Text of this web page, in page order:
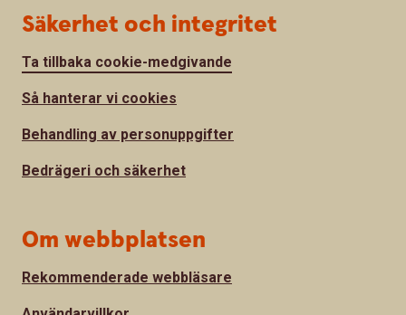
Säkerhet och integritet
Ta tillbaka cookie-medgivande
Så hanterar vi cookies
Behandling av personuppgifter
Bedrägeri och säkerhet
Om webbplatsen
Rekommenderade webbläsare